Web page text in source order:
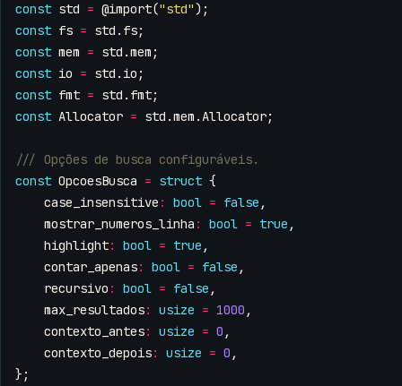
const std = @import("std");
const fs = std . fs;
const mem = std .mem ;
const io = std . io ;
const fmt = std . fmt;
const Allocator = std .mem .Allocator;
const OpcoesBusca = struct {
case_insensitive : bool = false ,
mostrar_numeros_linha : bool = true ,
highlight: bool = true ,
contar_apenas: bool = false ,
recursivo : bool = false ,
max_resultados: usize = 1000 ,
contexto_antes: usize = 0 ,
contexto_depois: usize = 0 ,
};